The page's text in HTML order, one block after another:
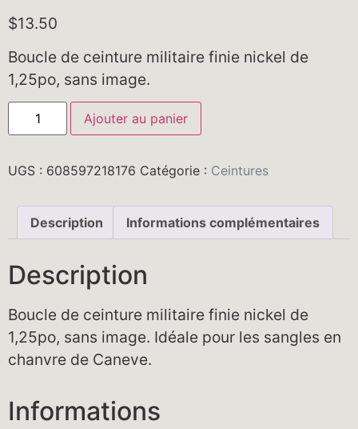
$13.50
Boucle de ceinture militaire finie nickel de
1,25po, sans image.
Ajouter au panier
UGS : 608597218176 Catégorie : Ceintures
Description Informations complémentaires
Description
Boucle de ceinture militaire finie nickel de
1,25po, sans image. Idéale pour les sangles en
chanvre de Caneve.
Informations